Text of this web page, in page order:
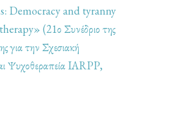
Democracy and tyranny
(21ο Συνέδριο της
για την Σχεσιακή
Ψυχοθεραπεία IARPP,